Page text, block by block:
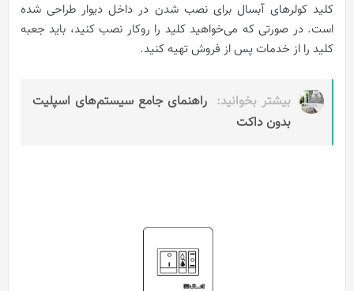
کلید کولرهای آبسال برای نصب شدن در داخل دیوار طراحی شده
است. در صورتی که می‌خواهید کلید را روکار نصب کنید، باید جعبه
کلید را از خدمات پس از فروش تهیه کنید.
بیشتر بخوانید: راهنمای جامع سیستم‌های اسپلیت
بدون داکت